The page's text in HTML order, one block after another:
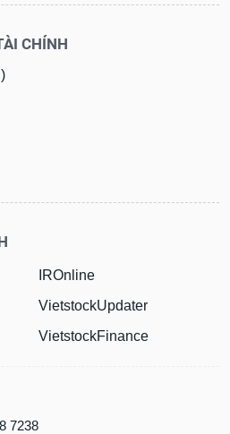
CHÍNH
IROnline
VietstockUpdater
VietstockFinance
7238